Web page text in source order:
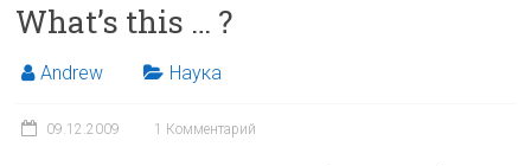
What’s this … ?
Andrew Наука
09.12.2009 1 Комментарий